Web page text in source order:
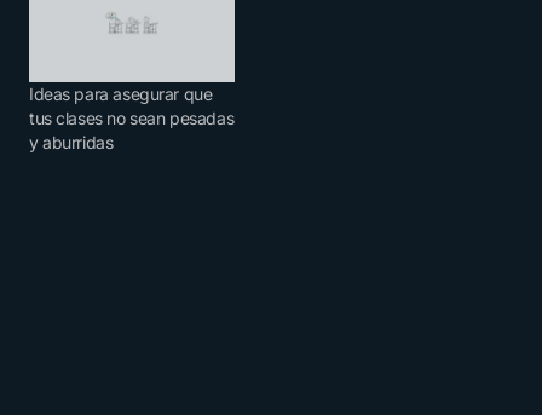
Ideas para asegurar que
tus clases no sean pesadas
y aburridas